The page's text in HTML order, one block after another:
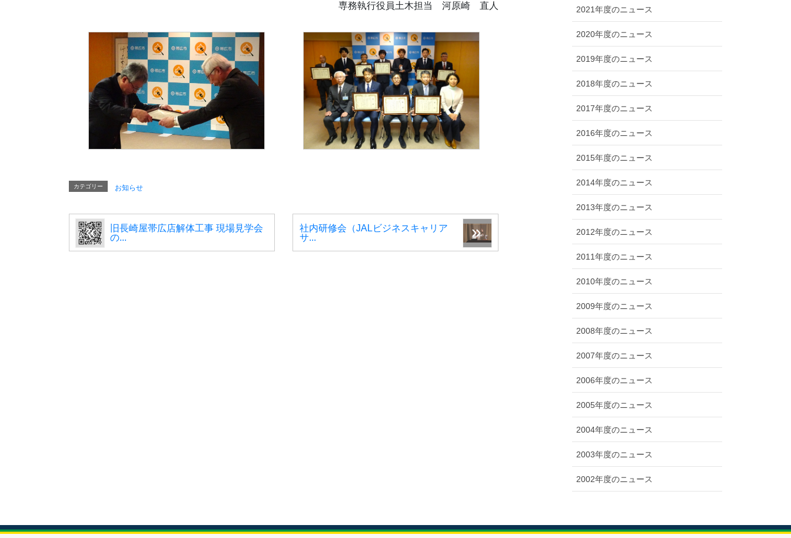
専務執行役員土木担当 河原崎 直人
カテゴリー お知らせ
旧長崎屋帯広店解体工事 現場見学会
の...
社内研修会（JALビジネスキャリア
サ...
2021年度のニュース
2020年度のニュース
2019年度のニュース
2018年度のニュース
2017年度のニュース
2016年度のニュース
2015年度のニュース
2014年度のニュース
2013年度のニュース
2012年度のニュース
2011年度のニュース
2010年度のニュース
2009年度のニュース
2008年度のニュース
2007年度のニュース
2006年度のニュース
2005年度のニュース
2004年度のニュース
2003年度のニュース
2002年度のニュース